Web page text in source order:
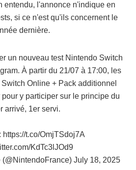
entendu, l'annonce n'indique en
si ce n'est qu'ils concernent le
dernière.
un nouveau test Nintendo Switch
À partir du 21/07 à 17:00, les
Online + Pack additionnel
y participer sur le principe du
arrivé, 1er servi.
https://t.co/OmjTSdoj7A
KdTc3lJOd9
July 18, 2025